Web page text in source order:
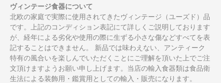
ヴィンテージ食器について
北欧の家庭で実際に使用されてきたヴィンテージ（ユーズド）品
です。上記のコンディション表記にて詳しくご説明しております
が、経年による劣化や使用の際に生ずる小さな傷などすべてを表
記することはできません。 新品では味わえない、アンティーク
特有の風合いを楽しんでいただくことにご理解を頂いた上でご注
文頂けますようお願い申し上げます。当店の輸入食器類は食品衛
生法による装飾用・鑑賞用としての輸入・販売になります。